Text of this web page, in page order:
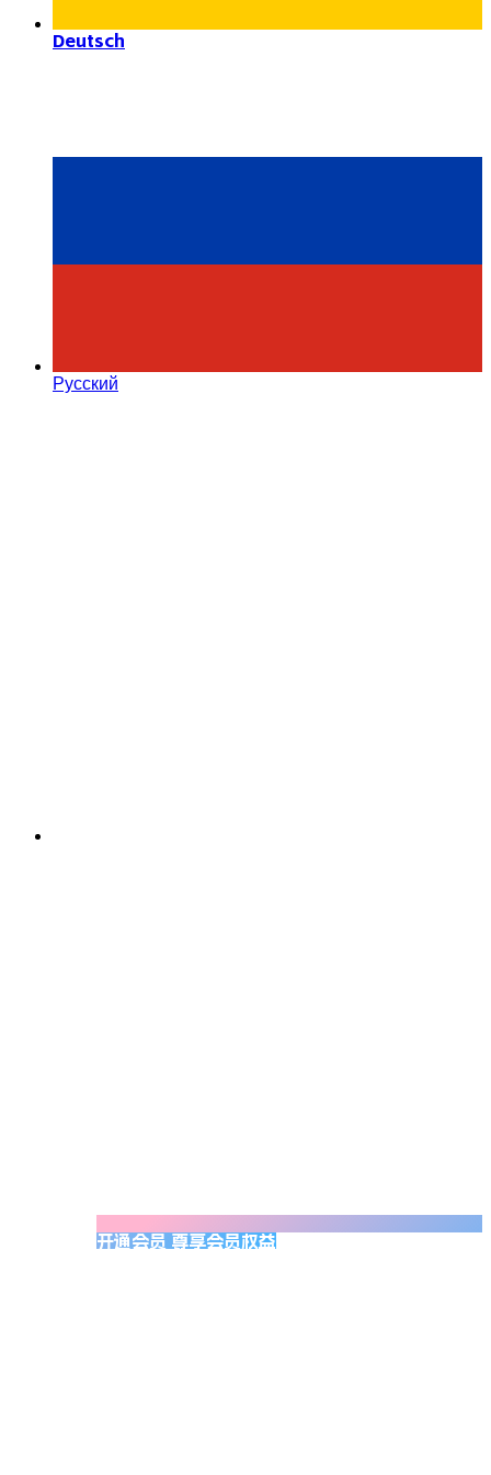
Deutsch
Русский
开通会员 尊享会员权益